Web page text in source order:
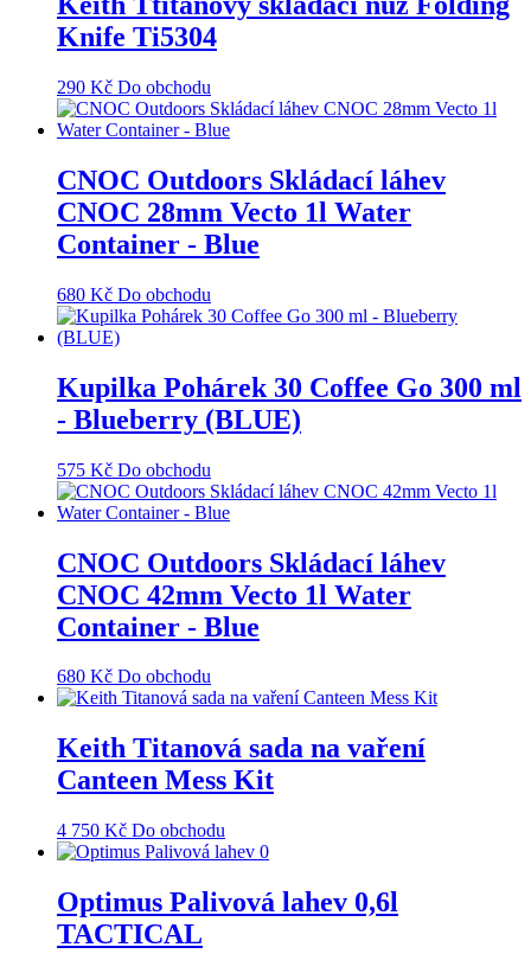
Knife Ti5304
290 Kč Do obchodu
CNOC Outdoors Skládací láhev
CNOC 28mm Vecto 1l Water
Container - Blue
680 Kč Do obchodu
Kupilka Pohárek 30 Coffee Go 300 ml
- Blueberry (BLUE)
575 Kč Do obchodu
CNOC Outdoors Skládací láhev
CNOC 42mm Vecto 1l Water
Container - Blue
680 Kč Do obchodu
Keith Titanová sada na vaření
Canteen Mess Kit
4 750 Kč Do obchodu
Optimus Palivová lahev 0,6l
TACTICAL